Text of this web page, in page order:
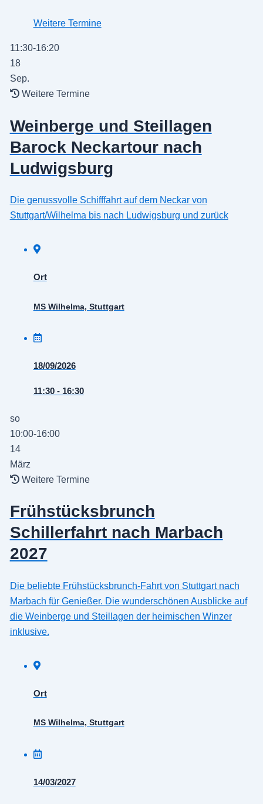
Weitere Termine
11:30-16:20
18
Sep.
Weitere Termine
Weinberge und Steillagen
Barock Neckartour nach
Ludwigsburg
Die genussvolle Schifffahrt auf dem Neckar von
Stuttgart/Wilhelma bis nach Ludwigsburg und zurück
Ort
MS Wilhelma, Stuttgart
18/09/2026
11:30 - 16:30
so
10:00-16:00
14
März
Weitere Termine
Frühstücksbrunch
Schillerfahrt nach Marbach
2027
Die beliebte Frühstücksbrunch-Fahrt von Stuttgart nach
Marbach für Genießer. Die wunderschönen Ausblicke auf
die Weinberge und Steillagen der heimischen Winzer
inklusive.
Ort
MS Wilhelma, Stuttgart
14/03/2027